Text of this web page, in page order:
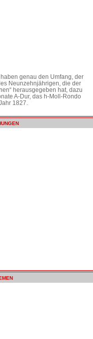
genau den Umfang, der
Neunzehnjährigen, die der
herausgegeben hat, dazu
A-Dur, das h-Moll-Rondo
1827.